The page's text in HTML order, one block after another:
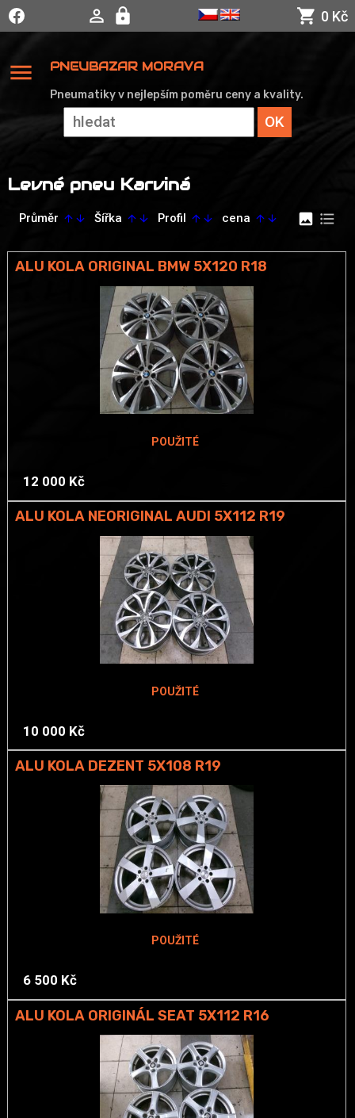
0 Kč
menu PNEUBAZAR MORAVA
Pneumatiky v nejlepším poměru ceny a kvality.
Levné pneu Karviná
Průměr arrow_upward arrow_downward Šířka arrow_upward arrow_downward Profil arrow_upward arrow_downward cena arrow_upward arrow_downward image format_list_bulleted
ALU KOLA ORIGINAL BMW 5X120 R18
POUŽITÉ
12 000 Kč
ALU KOLA NEORIGINAL AUDI 5X112 R19
POUŽITÉ
10 000 Kč
ALU KOLA DEZENT 5X108 R19
POUŽITÉ
6 500 Kč
ALU KOLA ORIGINÁL SEAT 5X112 R16